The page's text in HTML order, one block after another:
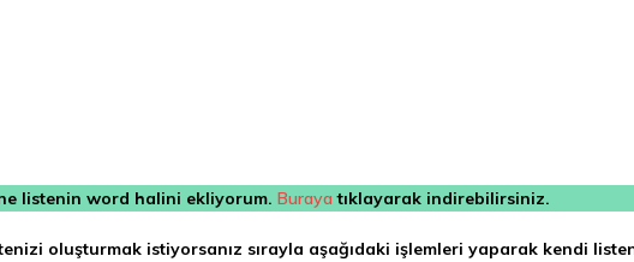
listenin word halini ekliyorum. Buraya tıklayarak indirebilirsiniz.
oluşturmak istiyorsanız sırayla aşağıdaki işlemleri yaparak kendi